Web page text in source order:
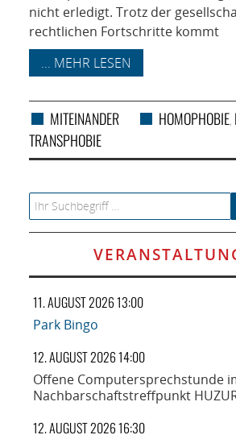
nicht erledigt. Trotz der
rechtlichen Fortschritte kommt
... MEHR LESEN
MITEINANDER HOMOPHOBIE,
TRANSPHOBIE
Search for:
11. AUGUST 2026 13:00
Park Bingo
12. AUGUST 2026 14:00
Offene Computersprechstunde
Nachbarschaftstreffpunkt
12. AUGUST 2026 16:30